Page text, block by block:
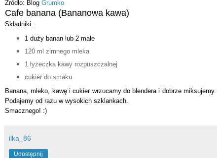
Źródło: Blog Grumko
Cafe banana (Bananowa kawa)
Składniki:
1 duży banan lub 2 małe
120 ml zimnego mleka
1 łyżeczka kawy rozpuszczalnej
cukier do smaku
Banana, mleko, kawę i cukier wrzucamy do blendera i dobrze miksujemy.
Podajemy od razu w wysokich szklankach.
Smacznego! :)
ilka_86
Udostępnij